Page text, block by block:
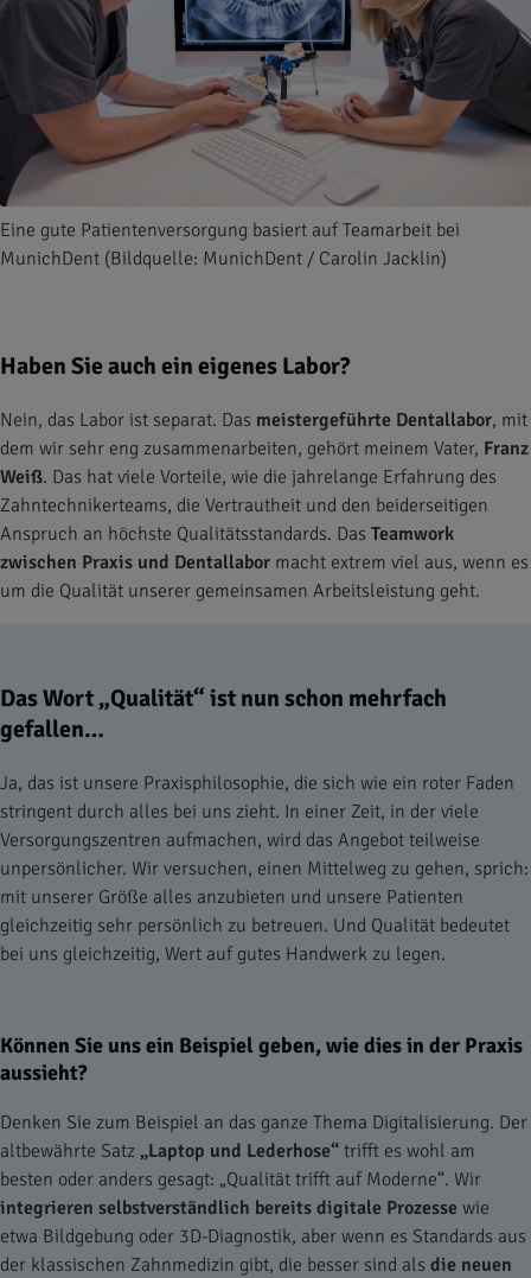
Eine gute Patientenversorgung basiert auf Teamarbeit bei
MunichDent (Bildquelle: MunichDent / Carolin Jacklin)
Haben Sie auch ein eigenes Labor?
Nein, das Labor ist separat. Das meistergeführte Dentallabor, mit
dem wir sehr eng zusammenarbeiten, gehört meinem Vater, Franz
Weiß. Das hat viele Vorteile, wie die jahrelange Erfahrung des
Zahntechnikerteams, die Vertrautheit und den beiderseitigen
Anspruch an höchste Qualitätsstandards. Das Teamwork
zwischen Praxis und Dentallabor macht extrem viel aus, wenn es
um die Qualität unserer gemeinsamen Arbeitsleistung geht.
Das Wort „Qualität“ ist nun schon mehrfach
gefallen…
Ja, das ist unsere Praxisphilosophie, die sich wie ein roter Faden
stringent durch alles bei uns zieht. In einer Zeit, in der viele
Versorgungszentren aufmachen, wird das Angebot teilweise
unpersönlicher. Wir versuchen, einen Mittelweg zu gehen, sprich:
mit unserer Größe alles anzubieten und unsere Patienten
gleichzeitig sehr persönlich zu betreuen. Und Qualität bedeutet
bei uns gleichzeitig, Wert auf gutes Handwerk zu legen.
Können Sie uns ein Beispiel geben, wie dies in der Praxis
aussieht?
Denken Sie zum Beispiel an das ganze Thema Digitalisierung. Der
altbewährte Satz „Laptop und Lederhose“ trifft es wohl am
besten oder anders gesagt: „Qualität trifft auf Moderne“. Wir
integrieren selbstverständlich bereits digitale Prozesse wie
etwa Bildgebung oder 3D-Diagnostik, aber wenn es Standards aus
der klassischen Zahnmedizin gibt, die besser sind als die neuen